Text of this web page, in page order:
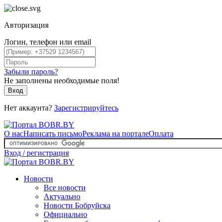
Авторизация
Логин, телефон или email
Забыли пароль?
Не заполнены необходимые поля!
Вход
Нет аккаунта? Зарегистрируйтесь
О насНаписать письмоРеклама на порталеОплата
Вход / регистрация
Новости
Все новости
Актуально
Новости Бобруйска
Официально